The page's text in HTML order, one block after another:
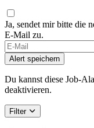
Ja, sendet mir bitte die
E-Mail zu.
Alert speichern
Du kannst diese Job-
deaktivieren.
Filter